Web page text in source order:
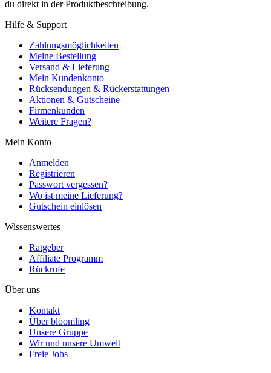
du direkt in der Produktbeschreibung.
Hilfe & Support
Zahlungsmöglichkeiten
Meine Bestellung
Versand & Lieferung
Mein Kundenkonto
Rücksendungen & Rückerstattungen
Aktionen & Gutscheine
Firmenkunden
Weitere Fragen?
Mein Konto
Anmelden
Registrieren
Passwort vergessen?
Wo ist meine Lieferung?
Gutschein einlösen
Wissenswertes
Ratgeber
Affiliate Programm
Rückrufe
Über uns
Kontakt
Über bloomling
Unsere Gruppe
Wir und unsere Umwelt
Freie Jobs